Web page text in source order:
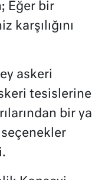
Eğer bir
karşılığını
askeri
tesislerine
bir ya